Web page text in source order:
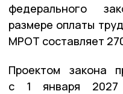
федерального
размере оплаты
МРОТ составляет
Проектом закона
с 1 января